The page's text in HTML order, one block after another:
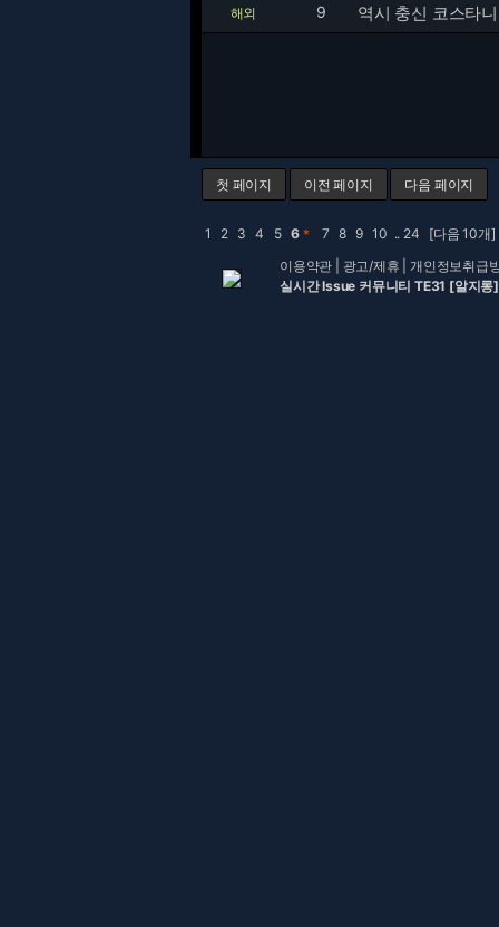
해외 9 역시 충신 코스타
첫 페이지 이전 페이지 다음 페이지
1 2 3 4 5 6＊ 7 8 9 10 .. 24
[다음 10개]
이용약관
광고/제휴 |개인정보취급
실시간 Issue 커뮤니티 TE31 [알지